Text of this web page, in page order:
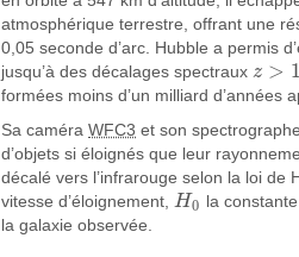
atmosphérique terrestre, offrant une
0,05 seconde d’arc. Hubble a permis
jusqu’à des décalages spectrauxz >
z>10
formées moins d’un milliard d’années
Sa caméraWFC3 et son
d’objets si éloignés que leur
décalé vers l’infrarouge selon la loi de
vitesse d’éloignement, H0
H0 la
la galaxie observée.